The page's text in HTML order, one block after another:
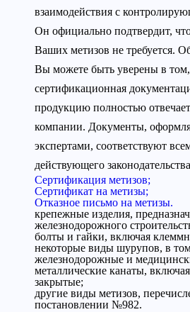
взаимодействия с
Он официально подтвердит,
Ваших метизов не требуется.
Вы можете быть уверены в
сертификационная
продукцию полностью
компании. Документы,
экспертами, соответствуют
действующего
Сертификация метизов;
Сертификат на метизы;
Отказное письмо на метизы.
крепежные изделия,
железнодорожного
болты и гайки, включая
некоторые виды шурупов, в
железнодорожные и
металлические канаты,
закрытые;
другие виды метизов,
постановлении №982.